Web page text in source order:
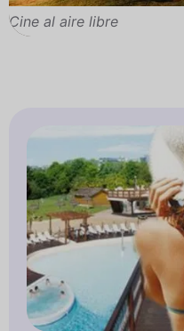
Cine al aire libre